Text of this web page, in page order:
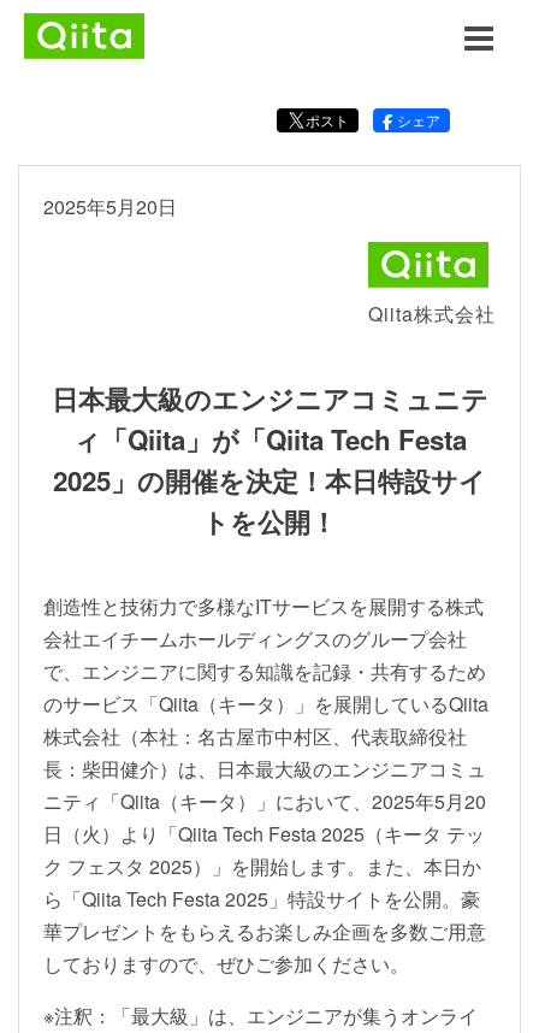
ポスト シェア
2025年5月20日
Qiita株式会社
日本最大級のエンジニアコミュニテ
ィ「Qiita」が「Qiita Tech Festa
2025」の開催を決定！本日特設サイ
トを公開！
創造性と技術力で多様なITサービスを展開する株式
会社エイチームホールディングスのグループ会社
で、エンジニアに関する知識を記録・共有するため
のサービス「Qiita（キータ）」を展開しているQiita
株式会社（本社：名古屋市中村区、代表取締役社
長：柴田健介）は、日本最大級のエンジニアコミュ
ニティ「Qiita（キータ）」において、2025年5月20
日（火）より「Qiita Tech Festa 2025（キータ テッ
ク フェスタ 2025）」を開始します。また、本日か
ら「Qiita Tech Festa 2025」特設サイトを公開。豪
華プレゼントをもらえるお楽しみ企画を多数ご用意
しておりますので、ぜひご参加ください。
※注釈：「最大級」は、エンジニアが集うオンライ